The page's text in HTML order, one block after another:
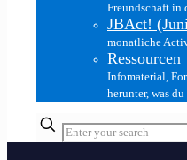
Freundschaft in
JBAct!
monatliche
Ressourcen
Infomaterial,
herunter, was